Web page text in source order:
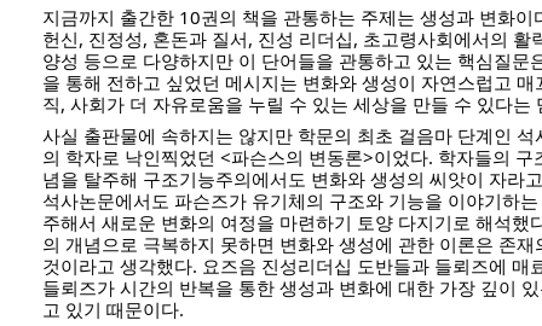
지금까지 출간한 10권의 책을 관통하는 주제는 생성과 변화이
헌신, 진정성, 혼돈과 질서, 진성 리더십, 초고령사회에서의 활
양성 등으로 다양하지만 이 단어들을 관통하고 있는 핵심질문
을 통해 전하고 싶었던 메시지는 변화와 생성이 자연스럽고
직, 사회가 더 자유로움을 누릴 수 있는 세상을 만들 수 있다는
사실 출판물에 속하지는 않지만 학문의 최초 걸음마 단계인
의 학자로 낙인찍었던 <파슨스의 변동론>이었다. 학자들의
념을 탈주해 구조기능주의에서도 변화와 생성의 씨앗이 자라
석사논문에서도 파슨즈가 유기체의 구조와 기능을 이야기하
주해서 새로운 변화의 여정을 마련하기 토양 다지기로 해석했
의 개념으로 극복하지 못하면 변화와 생성에 관한 이론은 존
것이라고 생각했다. 요즈음 진성리더십 도반들과 들뢰즈에 매
들뢰즈가 시간의 반복을 통한 생성과 변화에 대한 가장 깊이
고 있기 때문이다.